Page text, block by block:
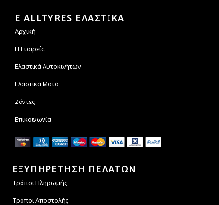
E ALLTYRES ΕΛΑΣΤΙΚΑ
Αρχική
Η Εταιρεία
Ελαστικά Αυτοκινήτων
Ελαστικά Μοτό
Ζάντες
Επικοινωνία
ΕΞΥΠΗΡΕΤΗΣΗ ΠΕΛΑΤΩΝ
Τρόποι Πληρωμής
Τρόποι Αποστολής